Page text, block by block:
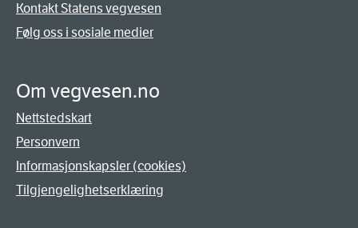
Kontakt Statens vegvesen
Følg oss i sosiale medier
Om vegvesen.no
Nettstedskart
Personvern
Informasjonskapsler (cookies)
Tilgjengelighetserklæring